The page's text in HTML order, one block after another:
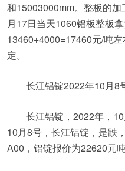
和15003000mm。整板的
月17日当天1060铝板整板
13460+4000=17460元/吨
定。
长江铝锭2022年10月8
长江铝锭，2022年，
10月8号，长江铝锭，是跌
A00，铝锭报价为22620元